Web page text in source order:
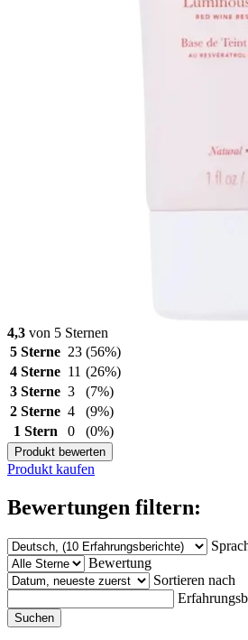
4,3 von 5 Sternen
5 Sterne 23 (56%)
4 Sterne 11 (26%)
3 Sterne 3
(7%)
2 Sterne 4
(9%)
1 Stern
0 (0%)
Produkt bewerten
Produkt kaufen
Bewertungen filtern:
Bewertung
Sortieren nach
Suchen